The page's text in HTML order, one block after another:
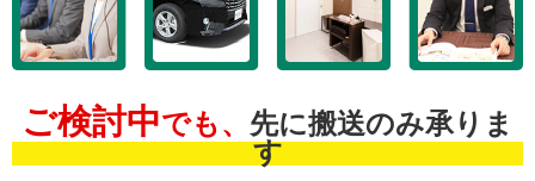
ご検討中でも、 先に搬送のみ承りま
す